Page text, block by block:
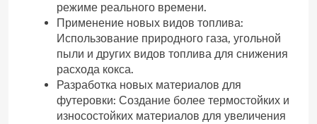
режиме реального времени.
Применение новых видов топлива:
Использование природного газа‚ угольной
пыли и других видов топлива для снижения
расхода кокса.
Разработка новых материалов для
футеровки: Создание более термостойких и
износостойких материалов для увеличения